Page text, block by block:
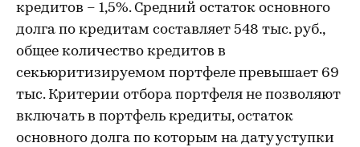
кредитов – 1,5%. Средний остаток основного
долга по кредитам составляет 548 тыс. руб.,
общее количество кредитов в
секьюритизируемом портфеле превышает 69
тыс. Критерии отбора портфеля не позволяют
включать в портфель кредиты, остаток
основного долга по которым на дату уступки